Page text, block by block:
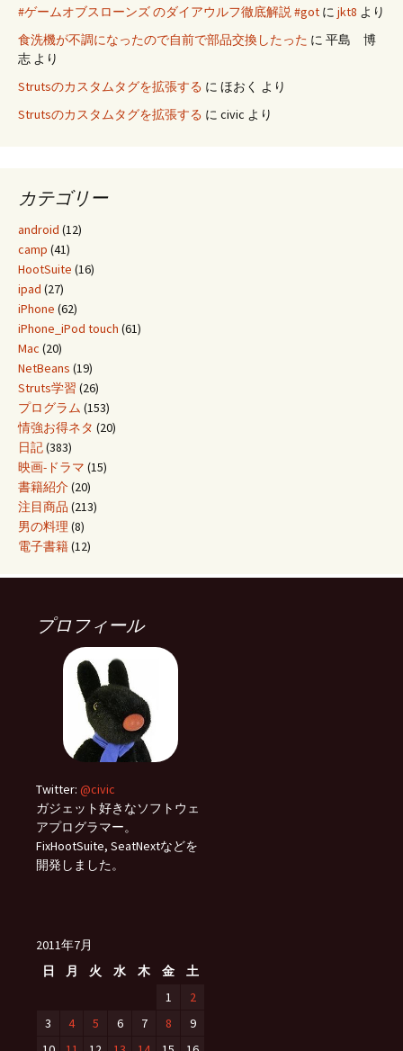
#ゲームオブスローンズ のダイアウルフ徹底解説 #got に jkt8 より
食洗機が不調になったので自前で部品交換したった に 平島 博
志 より
Strutsのカスタムタグを拡張する に ほおく より
Strutsのカスタムタグを拡張する に civic より
カテゴリー
android (12)
camp (41)
HootSuite (16)
ipad (27)
iPhone (62)
iPhone_iPod touch (61)
Mac (20)
NetBeans (19)
Struts学習 (26)
プログラム (153)
情強お得ネタ (20)
日記(383)
映画-ドラマ (15)
書籍紹介(20)
注目商品 (213)
男の料理 (8)
電子書籍(12)
プロフィール
Twitter: @civic
ガジェット好きなソフトウェ
アプログラマー。
FixHootSuite, SeatNextなどを
開発しました。
2011年7月
日
月 火 水 木 金
土
1
2
3
4 5 6 7 8
9